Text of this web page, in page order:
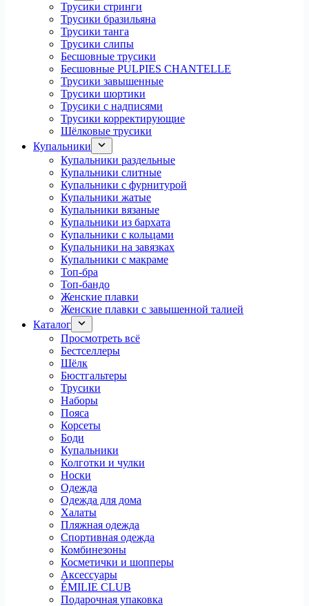
Трусики стринги
Трусики бразильяна
Трусики танга
Трусики слипы
Бесшовные трусики
Бесшовные PULPIES CHANTELLE
Трусики завышенные
Трусики шортики
Трусики с надписями
Трусики корректирующие
Шёлковые трусики
Купальники
Купальники раздельные
Купальники слитные
Купальники с фурнитурой
Купальники жатые
Купальники вязаные
Купальники из бархата
Купальники с кольцами
Купальники на завязках
Купальники с макраме
Топ-бра
Топ-бандо
Женские плавки
Женские плавки с завышенной талией
Каталог
Просмотреть всё
Бестселлеры
Шёлк
Бюстгальтеры
Трусики
Наборы
Пояса
Корсеты
Боди
Купальники
Колготки и чулки
Носки
Одежда
Одежда для дома
Халаты
Пляжная одежда
Спортивная одежда
Комбинезоны
Косметички и шопперы
Аксессуары
ÉMILIE CLUB
Подарочная упаковка